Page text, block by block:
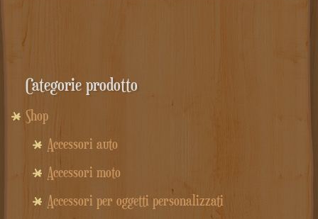
Categorie prodotto
Shop
Accessori auto
Accessori moto
Accessori per oggetti personalizzati